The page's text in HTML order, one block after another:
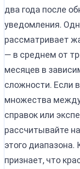
два года после
уведомления.
рассматривает
— в среднем от
месяцев в
сложности. Если
множества
справок или
рассчитывайте
этого диапазона.
признает, что